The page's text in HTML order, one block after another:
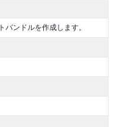
ンドルを作成します。